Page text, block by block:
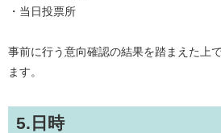
・当日投票所
事前に行う意向確認の結果を踏まえた上
ます。
5.日時